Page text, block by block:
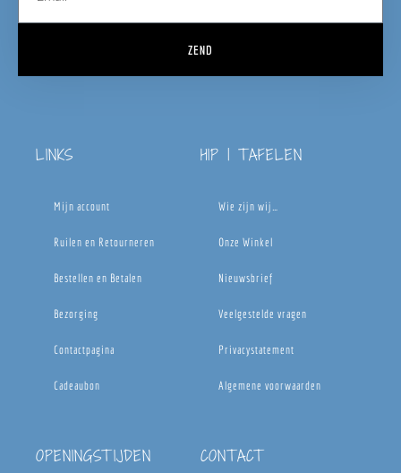
ZEND
LINKS
Mijn account
Ruilen en Retourneren
Bestellen en Betalen
Bezorging
Contactpagina
Cadeaubon
HIP | TAFELEN
Wie zijn wij…
Onze Winkel
Nieuwsbrief
Veelgestelde vragen
Privacystatement
Algemene voorwaarden
OPENINGSTIJDEN CONTACT